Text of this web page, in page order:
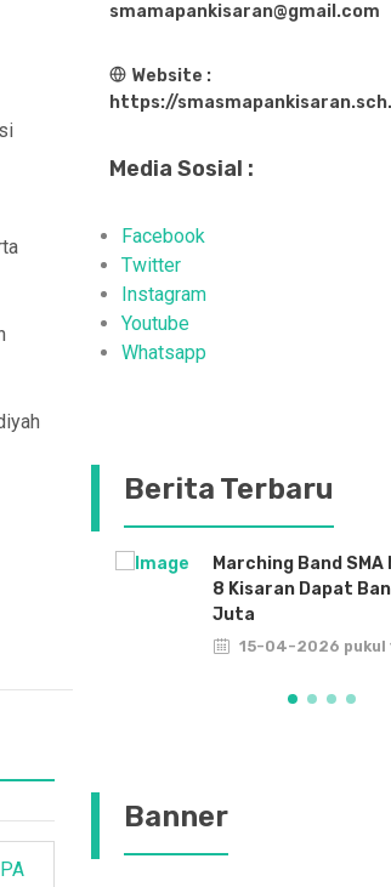
smamapankisaran@gmail.com
Website :
https://
Media Sosial :
Facebook
Twitter
Instagram
Youtube
Whatsapp
Berita Terbaru
Marching Band
8 Kisaran Dapat
Juta
15-04-2026 pukul
Banner